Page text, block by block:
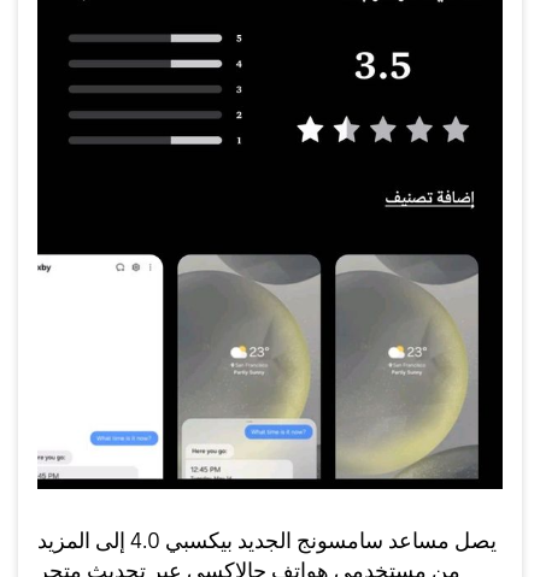
يصل مساعد سامسونج الجديد بيكسبي 4.0 إلى المزيد
من مستخدمي هواتف جالاكسي عبر تحديث متجر